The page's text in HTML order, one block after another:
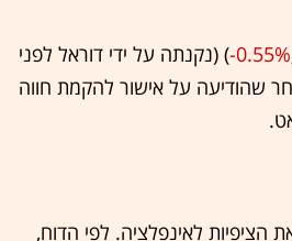
-0.55%‏) (נקנתה על ידי דוראל לפני
שהודיעה על אישור להקמת חווה
הציפיות לאינפלציה. לפי הדוח,